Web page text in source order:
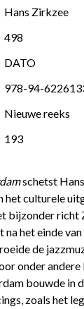
Hans Zirkzee
498
DATO
978-94-
Nieuwe reeks
193
schetst
het culturele
bijzonder richt
na het einde
de
onder andere
bouwde in
zoals het